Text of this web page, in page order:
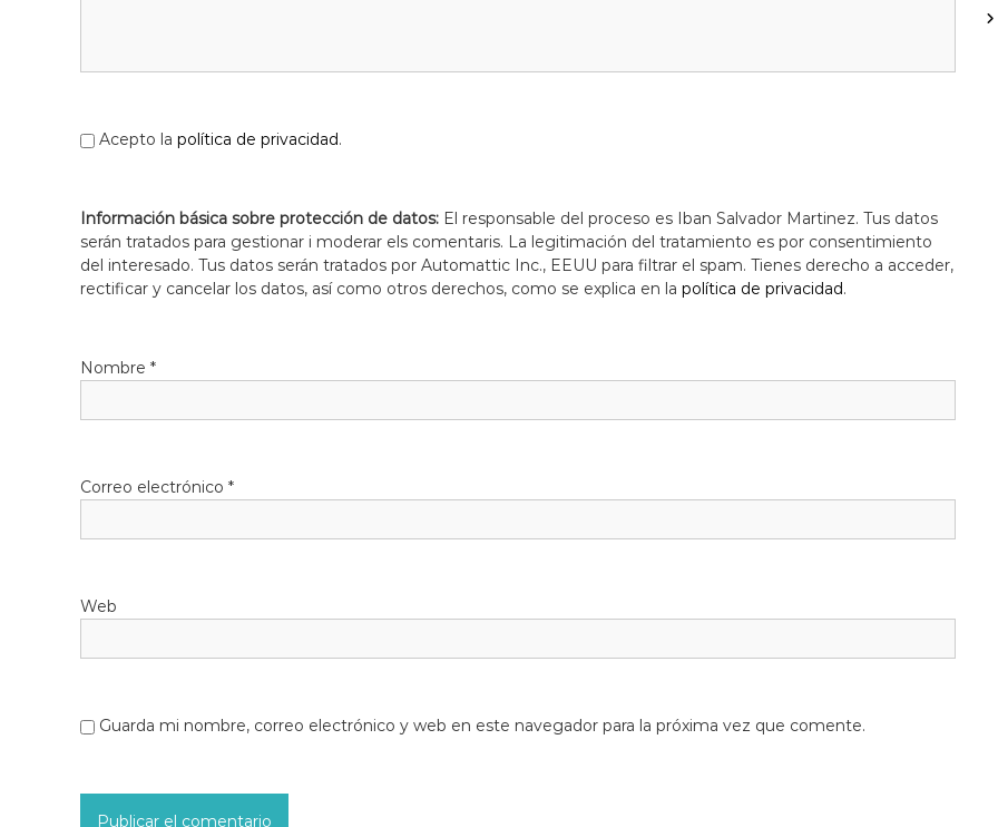
g
Acepto la política de privacidad.
Información básica sobre protección de datos: El responsable del proceso es Iban Salvador Martinez. Tus datos
serán tratados para gestionar i moderar els comentaris. La legitimación del tratamiento es por consentimiento
del interesado. Tus datos serán tratados por Automattic Inc., EEUU para filtrar el spam. Tienes derecho a acceder,
rectificar y cancelar los datos, así como otros derechos, como se explica en la política de privacidad.
Nombre *
Correo electrónico *
Web
Guarda mi nombre, correo electrónico y web en este navegador para la próxima vez que comente.